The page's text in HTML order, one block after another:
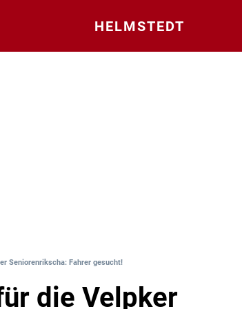
HELMSTEDT
Seniorenrikscha: Fahrer gesucht!
die Velpker